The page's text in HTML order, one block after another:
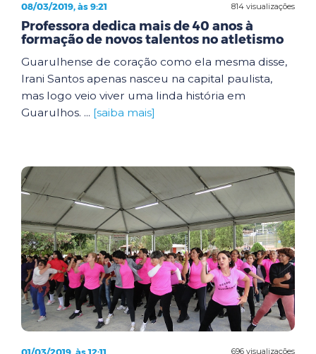
814 visualizações
08/03/2019, às 9:21
Professora dedica mais de 40 anos à
formação de novos talentos no atletismo
Guarulhense de coração como ela mesma disse,
Irani Santos apenas nasceu na capital paulista,
mas logo veio viver uma linda história em
Guarulhos. ... [saiba mais]
696 visualizações
01/03/2019, às 12:11